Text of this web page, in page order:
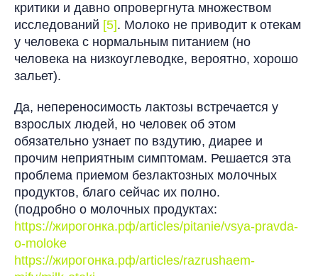
критики и давно опровергнута множеством
исследований [5]. Молоко не приводит к отекам
у человека с нормальным питанием (но
человека на низкоуглеводке, вероятно, хорошо
зальет).
Да, непереносимость лактозы встречается у
взрослых людей, но человек об этом
обязательно узнает по вздутию, диарее и
прочим неприятным симптомам. Решается эта
проблема приемом безлактозных молочных
продуктов, благо сейчас их полно.
(подробно о молочных продуктах:
https://жирогонка.рф/articles/pitanie/vsya-pravda-
o-moloke
https://жирогонка.рф/articles/razrushaem-